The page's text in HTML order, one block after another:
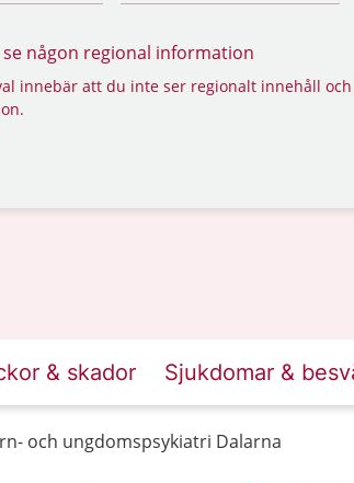
se någon regional information
innebär att du inte ser regionalt innehåll
& skador Sjukdomar &
och ungdomspsykiatri Dalarna